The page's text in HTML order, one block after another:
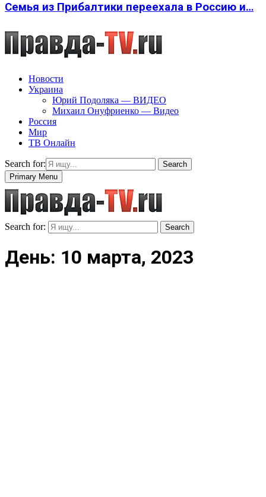
Семья из Прибалтики переехала в Россию и…
Новости
Украина
Юрий Подоляка — ВИДЕО
Михаил Онуфриенко — Видео
Россия
Мир
ТВ Онлайн
Search for:
Search
Primary Menu
Search for: Search
День: 10 марта, 2023